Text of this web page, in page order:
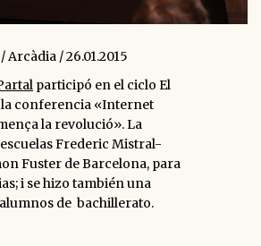
/ 26.01.2015
participó en el ciclo El
conferencia «Internet
la revolució». La
Frederic Mistral-
Fuster de Barcelona, para
i se hizo también una
de bachillerato.